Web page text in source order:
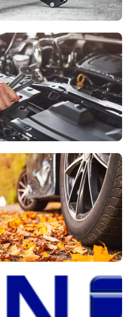
trekhaak voor de caravan of
vaste of afneembare trekhaken
defect of brandt er een
lossen het op, van kleine
of winter in. Wij controleren uw
en banden voor een zorgeloze